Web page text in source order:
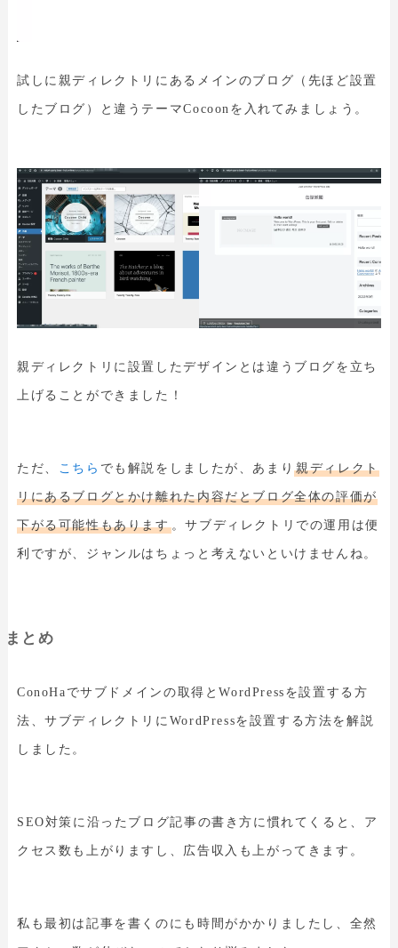
試しに親ディレクトリにあるメインのブログ（先ほど設置
したブログ）と違うテーマCocoonを入れてみましょう。
親ディレクトリに設置したデザインとは違うブログを立ち
上げることができました！
ただ、 こちら でも解説をしましたが、あまり親ディレクト
リにあるブログとかけ離れた内容だとブログ全体の評価が
下がる可能性もあります。サブディレクトリでの運用は便
利ですが、ジャンルはちょっと考えないといけませんね。
まとめ
ConoHaでサブドメインの取得とWordPressを設置する方
法、サブディレクトリにWordPressを設置する方法を解説
しました。
SEO対策に沿ったブログ記事の書き方に慣れてくると、ア
クセス数も上がりますし、広告収入も上がってきます。
私も最初は記事を書くのにも時間がかかりましたし、全然